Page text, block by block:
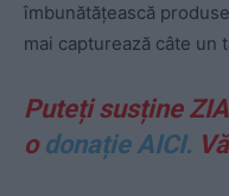
îmbunătățească
mai capturează câte un
Puteți susține
o donație AICI.